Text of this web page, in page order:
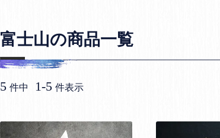
富士山の商品一覧
5 件中 1-5 件表示